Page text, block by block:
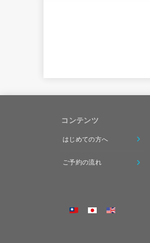
コンテンツ
はじめての方へ
ご予約の流れ